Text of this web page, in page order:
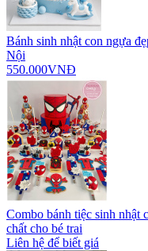
Bánh sinh nhật con ngựa
Nội
550.000VNĐ
Combo bánh tiệc sinh nhật
chất cho bé trai
Liên hệ để biết giá